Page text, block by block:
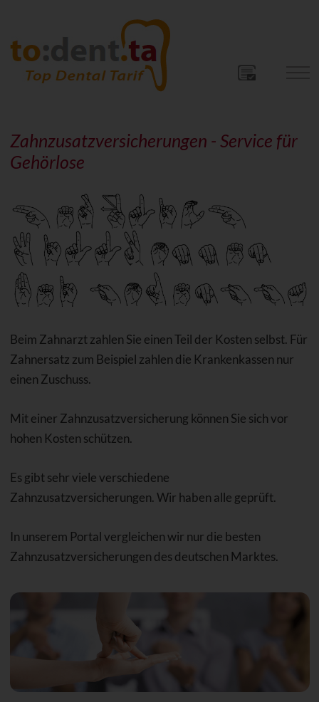
Zahnzusatzversicherungen - Service für
Gehörlose
Beim Zahnarzt zahlen Sie einen Teil der Kosten selbst. Für
Zahnersatz zum Beispiel zahlen die Krankenkassen nur
einen Zuschuss.
Mit einer Zahnzusatzversicherung können Sie sich vor
hohen Kosten schützen.
Es gibt sehr viele verschiedene
Zahnzusatzversicherungen. Wir haben alle geprüft.
In unserem Portal vergleichen wir nur die besten
Zahnzusatzversicherungen des deutschen Marktes.